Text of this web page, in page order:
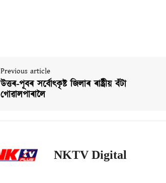
Previous article
উত্তৰ-পূবৰ সৰ্বোৎকৃষ্ট জিলাৰ ৰাষ্ট্ৰীয় বঁটা
গোৱালপাৰালৈ
NKTV Digital